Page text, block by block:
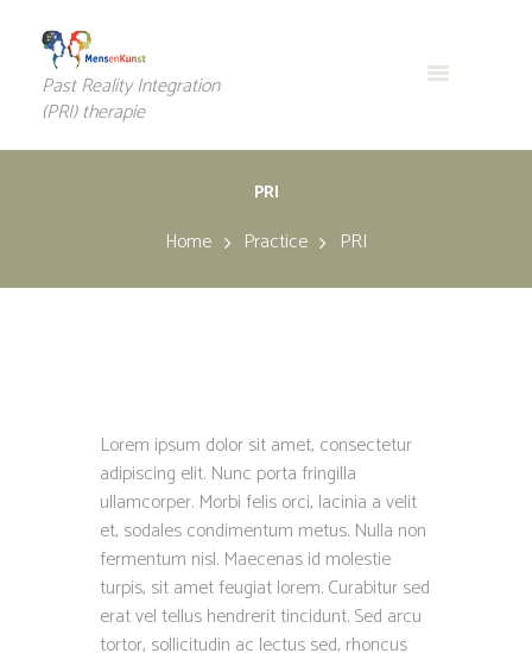
Past Reality Integration
(PRI) therapie
PRI
Home Practice PRI
Lorem ipsum dolor sit amet, consectetur
adipiscing elit. Nunc porta fringilla
ullamcorper. Morbi felis orci, lacinia a velit
et, sodales condimentum metus. Nulla non
fermentum nisl. Maecenas id molestie
turpis, sit amet feugiat lorem. Curabitur sed
erat vel tellus hendrerit tincidunt. Sed arcu
tortor, sollicitudin ac lectus sed, rhoncus